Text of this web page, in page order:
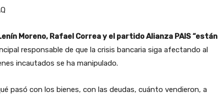
Moreno, Rafael Correa y el partido Alianza PAIS “están
responsable de que la crisis bancaria siga afectando al
incautados se ha manipulado.
pasó con los bienes, con las deudas, cuánto vendieron, a